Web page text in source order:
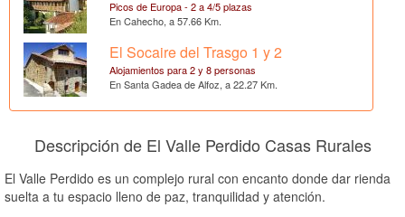
Picos de Europa - 2 a 4/5 plazas
En Cahecho, a 57.66 Km.
El Socaire del Trasgo 1 y 2
Alojamientos para 2 y 8 personas
En Santa Gadea de Alfoz, a 22.27 Km.
Descripción de El Valle Perdido Casas Rurales
El Valle Perdido es un complejo rural con encanto donde dar rienda
suelta a tu espacio lleno de paz, tranquilidad y atención.